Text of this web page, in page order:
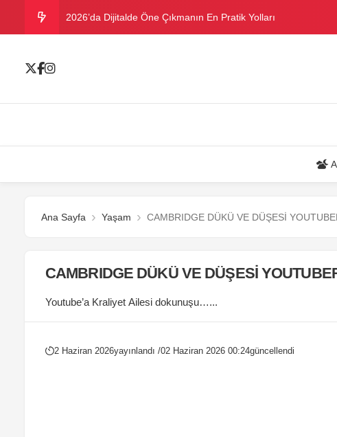
2026’da Dijitalde Öne Çıkmanın En Pratik Yolları
Ana Sayfa Yaşam CAMBRIDGE DÜKÜ VE DÜŞESİ
CAMBRIDGE DÜKÜ VE DÜŞESİ
Youtube’a Kraliyet Ailesi dokunuşu…...
2 Haziran 2026yayınlandı /02 Haziran 2026 00:24güncellendi